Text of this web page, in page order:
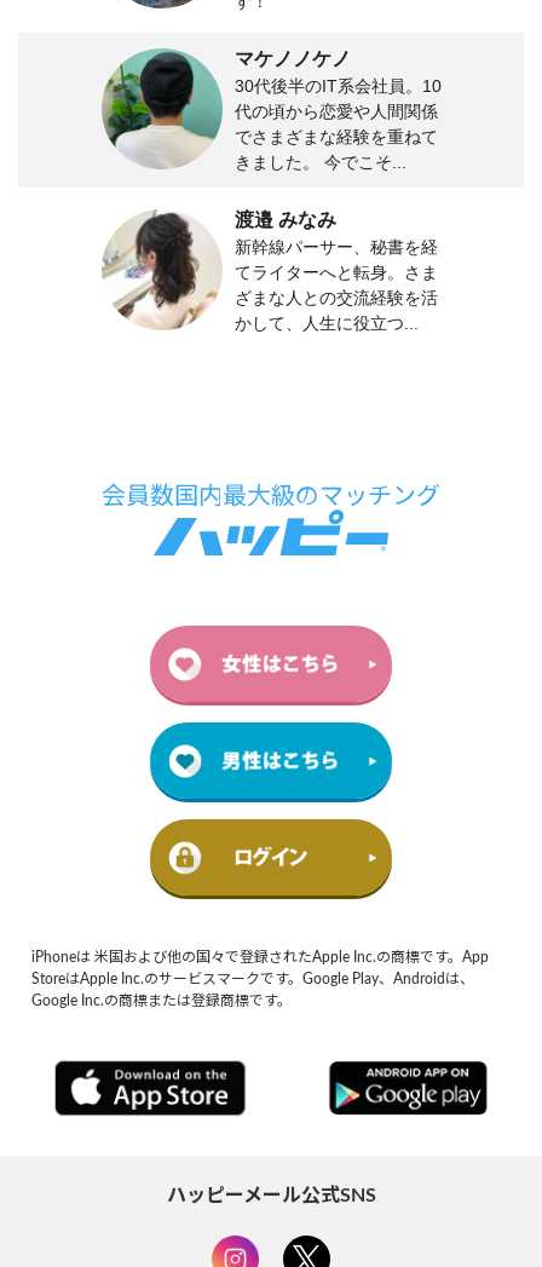
マケノノケノ
30代後半のIT系会社員。10
代の頃から恋愛や人間関係
でさまざまな経験を重ねて
きました。 今でこそ...
渡邉 みなみ
新幹線パーサー、秘書を経
てライターへと転身。さま
ざまな人との交流経験を活
かして、人生に役立つ...
iPhoneは 米国および他の国々で登録されたApple Inc.の商標です。App
StoreはApple Inc.のサービスマークです。Google Play、Androidは、
Google Inc.の商標または登録商標です。
ハッピーメール公式SNS